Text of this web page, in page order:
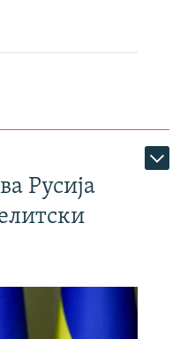
Русија